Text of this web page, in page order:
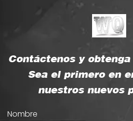
Contáctenos y
Sea el primero en
nuestros nuevos